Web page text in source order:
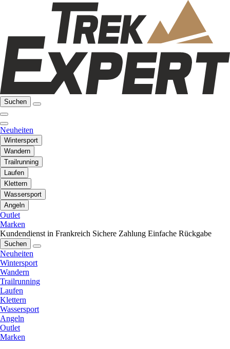
Suchen
Neuheiten
Wintersport
Wandern
Trailrunning
Laufen
Klettern
Wassersport
Angeln
Outlet
Marken
Kundendienst in Frankreich Sichere Zahlung Einfache Rückgabe
Suchen
Neuheiten
Wintersport
Wandern
Trailrunning
Laufen
Klettern
Wassersport
Angeln
Outlet
Marken